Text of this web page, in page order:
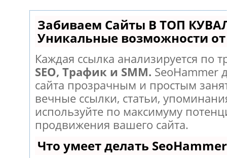
Забиваем Сайты В ТОП
Уникальные возможности от
Каждая ссылка анализируется по
SEO, Трафик и SMM. SeoHammer
сайта прозрачным и простым
вечные ссылки, статьи,
используйте по максимуму
продвижения вашего сайта.
Что умеет делать SeoHammer